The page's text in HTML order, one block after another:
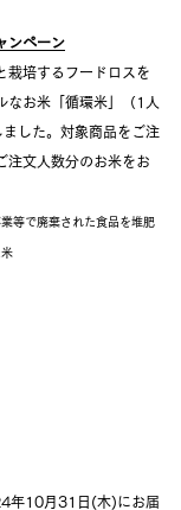
ンペーン
栽培するフードロスを
なお米「循環米」（1人
した。対象商品をご注
注文人数分のお米をお
等で廃棄された食品を堆肥
年10月31日(木)にお届